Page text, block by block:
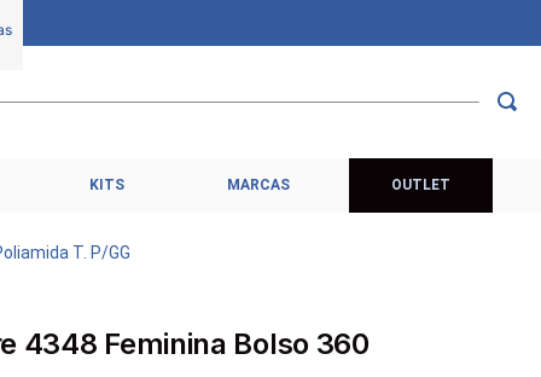
KITS MARCAS OUTLET
T. P/GG
4348 Feminina Bolso 360